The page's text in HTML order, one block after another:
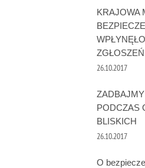
KRAJOWA
ZGŁOSZEŃ
26.10.2017
PODCZAS
BLISKICH
26.10.2017
O